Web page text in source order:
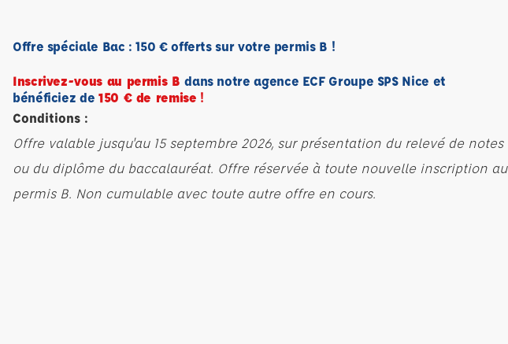
Offre spéciale Bac : 150 € offerts sur votre permis B !
Inscrivez-vous au permis B dans notre agence ECF Groupe SPS Nice et
bénéficiez de 150 € de remise !
Conditions :
Offre valable jusqu'au 15 septembre 2026, sur présentation du relevé de notes
ou du diplôme du baccalauréat. Offre réservée à toute nouvelle inscription au
permis B. Non cumulable avec toute autre offre en cours.